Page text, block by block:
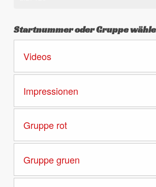
Startnummer oder Gruppe
Videos
Impressionen
Gruppe rot
Gruppe gruen